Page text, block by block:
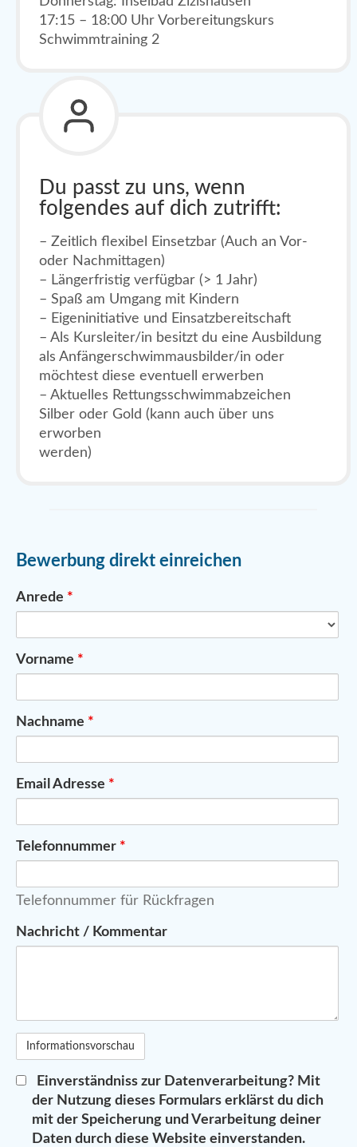
17:15 – 18:00 Uhr Vorbereitungskurs
Schwimmtraining 2
Du passt zu uns, wenn
folgendes auf dich zutrifft:
– Zeitlich flexibel Einsetzbar (Auch an Vor-
oder Nachmittagen)
– Längerfristig verfügbar (> 1 Jahr)
– Spaß am Umgang mit Kindern
– Eigeninitiative und Einsatzbereitschaft
– Als Kursleiter/in besitzt du eine Ausbildung
als Anfängerschwimmausbilder/in oder
möchtest diese eventuell erwerben
– Aktuelles Rettungsschwimmabzeichen
Silber oder Gold (kann auch über uns
erworben
werden)
Bewerbung direkt einreichen
Anrede *
Vorname *
Nachname *
Email Adresse *
Telefonnummer *
Telefonnummer für Rückfragen
Nachricht / Kommentar
Einverständniss zur Datenverarbeitung? Mit
der Nutzung dieses Formulars erklärst du dich
mit der Speicherung und Verarbeitung deiner
Daten durch diese Website einverstanden.